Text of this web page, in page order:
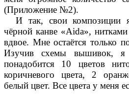
(Приложение №2).
И так, свои композиции
чёрной канве «Aida»,
вдвое. Мне остаётся только
Изучив схемы вышивок, я
понадобится 10 цветов
коричневого цвета, 2
белый цвет. Все цвета у меня